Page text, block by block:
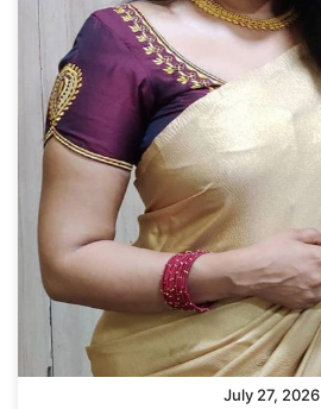
July 27, 2026